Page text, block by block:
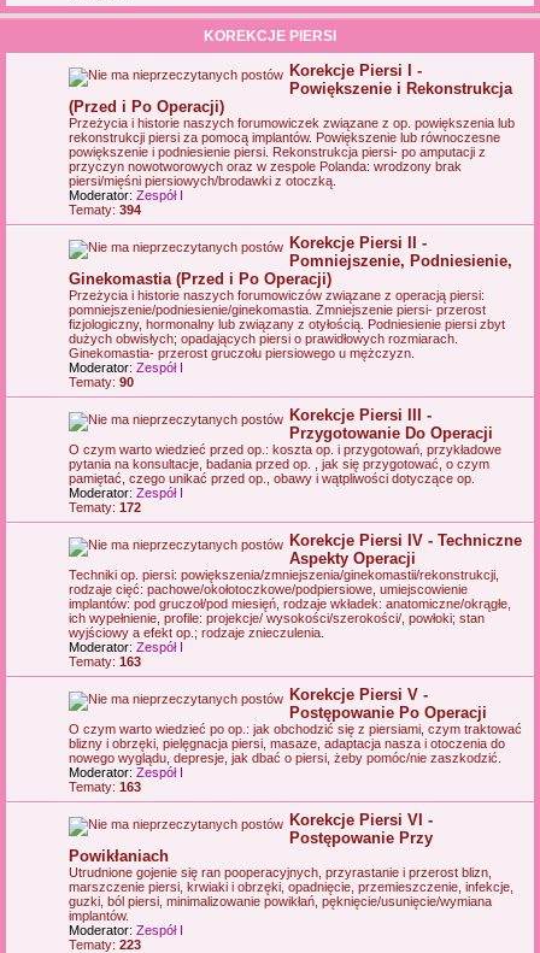
KOREKCJE PIERSI
Korekcje Piersi I -
Powiększenie i Rekonstrukcja
(Przed i Po Operacji)
Przeżycia i historie naszych forumowiczek związane z op. powiększenia lub
rekonstrukcji piersi za pomocą implantów. Powiększenie lub równoczesne
powiększenie i podniesienie piersi. Rekonstrukcja piersi- po amputacji z
przyczyn nowotworowych oraz w zespole Polanda: wrodzony brak
piersi/mięśni piersiowych/brodawki z otoczką.
Moderator: Zespół I
Tematy: 394
Korekcje Piersi II -
Pomniejszenie, Podniesienie,
Ginekomastia (Przed i Po Operacji)
Przeżycia i historie naszych forumowiczów związane z operacją piersi:
pomniejszenie/podniesienie/ginekomastia. Zmniejszenie piersi- przerost
fizjologiczny, hormonalny lub związany z otyłością. Podniesienie piersi zbyt
dużych obwisłych; opadających piersi o prawidłowych rozmiarach.
Ginekomastia- przerost gruczołu piersiowego u mężczyzn.
Moderator: Zespół I
Tematy: 90
Korekcje Piersi III -
Przygotowanie Do Operacji
O czym warto wiedzieć przed op.: koszta op. i przygotowań, przykładowe
pytania na konsultacje, badania przed op. , jak się przygotować, o czym
pamiętać, czego unikać przed op., obawy i wątpliwości dotyczące op.
Moderator: Zespół I
Tematy: 172
Korekcje Piersi IV - Techniczne
Aspekty Operacji
Techniki op. piersi: powiększenia/zmniejszenia/ginekomastii/rekonstrukcji,
rodzaje cięć: pachowe/okołotoczkowe/podpiersiowe, umiejscowienie
implantów: pod gruczoł/pod miesięń, rodzaje wkładek: anatomiczne/okrągłe,
ich wypełnienie, profile: projekcje/ wysokości/szerokości/, powłoki; stan
wyjściowy a efekt op.; rodzaje znieczulenia.
Moderator: Zespół I
Tematy: 163
Korekcje Piersi V -
Postępowanie Po Operacji
O czym warto wiedzieć po op.: jak obchodzić się z piersiami, czym traktować
blizny i obrzęki, pielęgnacja piersi, masaze, adaptacja nasza i otoczenia do
nowego wyglądu, depresje, jak dbać o piersi, żeby pomóc/nie zaszkodzić.
Moderator: Zespół I
Tematy: 163
Korekcje Piersi VI -
Postępowanie Przy
Powikłaniach
Utrudnione gojenie się ran pooperacyjnych, przyrastanie i przerost blizn,
marszczenie piersi, krwiaki i obrzęki, opadnięcie, przemieszczenie, infekcje,
guzki, ból piersi, minimalizowanie powikłań, pęknięcie/usunięcie/wymiana
implantów.
Moderator: Zespół I
Tematy: 223